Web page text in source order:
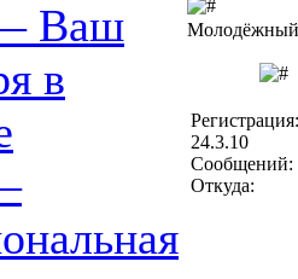
Ваш
в
Молодёжный
Регистрация:
24.3.10
Сообщений:
Откуда: